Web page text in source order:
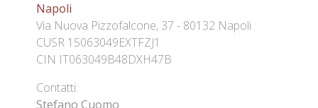
Napoli
Via Nuova Pizzofalcone, 37 - 80132 Napoli
CUSR 15063049EXTFZJ1
CIN IT063049B48DXH47B
Contatti:
Stefano Cuomo